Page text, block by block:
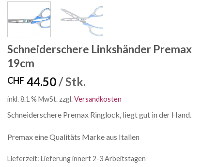
Schneiderschere Linkshänder Premax
19cm
CHF 44.50/ Stk.
inkl. 8.1 % MwSt. zzgl.Versandkosten
Schneiderschere Premax Ringlock, liegt gut in der Hand.
Premax eine Qualitäts Marke aus Italien
Lieferzeit: Lieferung innert 2-3 Arbeitstagen